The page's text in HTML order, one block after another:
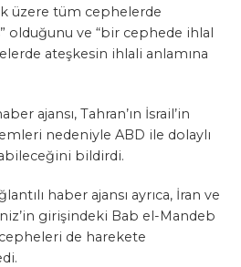
üzere tüm cephelerde
olduğunu ve “bir cephede ihlal
ateşkesin ihlali anlamına
ajansı, Tahran’ın İsrail’in
nedeniyle ABD ile dolaylı
bildirdi.
haber ajansı ayrıca, İran ve
girişindeki Bab el-Mandeb
de harekete